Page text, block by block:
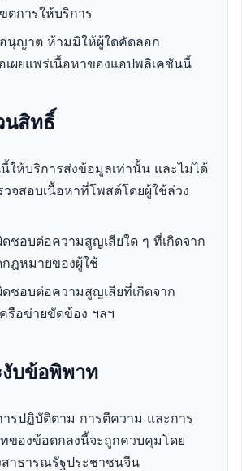
ตการให้บริการ
นุญาต ห้ามมิให้ผู้ใดคัดลอก
เผยแพร่เนื้อหาของแอปพลิเคชันนี้
นสิทธิ์
ให้บริการส่งข้อมูลเท่านั้น และไม่ได้
วจสอบเนื้อหาที่โพสต์โดยผู้ใช้ล่วง
ดชอบต่อความสูญเสียใด ๆ ที่เกิดจาก
ฎหมายของผู้ใช้
ดชอบต่อความสูญเสียที่เกิดจาก
รือข่ายขัดข้อง ฯลฯ
งับข้อพิพาท
รปฏิบัติตาม การตีความ และการ
ของข้อตกลงนี้จะถูกควบคุมโดย
าธารณรัฐประชาชนจีน